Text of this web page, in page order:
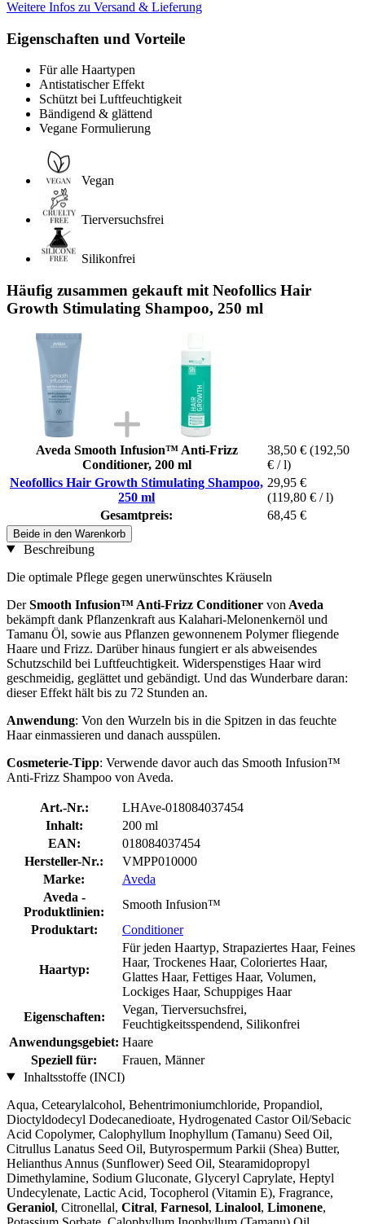
Weitere Infos zu Versand & Lieferung
Eigenschaften und Vorteile
Für alle Haartypen
Antistatischer Effekt
Schützt bei Luftfeuchtigkeit
Bändigend & glättend
Vegane Formulierung
Vegan
Tierversuchsfrei
Silikonfrei
Häufig zusammen gekauft mit Neofollics Hair
Growth Stimulating Shampoo, 250 ml
Aveda Smooth Infusion™ Anti-Frizz
Conditioner, 200 ml
38,50 € (192,50
€ / l)
Neofollics Hair Growth Stimulating Shampoo,
250 ml
29,95 €
(119,80 € / l)
Gesamtpreis:
68,45 €
Beide in den Warenkorb
Beschreibung
Die optimale Pflege gegen unerwünschtes Kräuseln
DerSmooth Infusion™ Anti-Frizz Conditioner von Aveda
bekämpft dank Pflanzenkraft aus Kalahari-Melonenkernöl und
Tamanu Öl, sowie aus Pflanzen gewonnenem Polymer fliegende
Haare und Frizz. Darüber hinaus fungiert er als abweisendes
Schutzschild bei Luftfeuchtigkeit. Widerspenstiges Haar wird
geschmeidig, geglättet und gebändigt. Und das Wunderbare daran:
dieser Effekt hält bis zu 72 Stunden an.
Anwendung: Von den Wurzeln bis in die Spitzen in das feuchte
Haar einmassieren und danach ausspülen.
Cosmeterie-Tipp: Verwende davor auch das Smooth Infusion™
Anti-Frizz Shampoo von Aveda.
Art.-Nr.:
LHAve-018084037454
Inhalt:
200 ml
EAN:
018084037454
Hersteller-Nr.:
VMPP010000
Marke:
Aveda
Aveda -
Produktlinien:
Smooth Infusion™
Produktart:
Conditioner
Haartyp:
Für jeden Haartyp, Strapaziertes Haar, Feines
Haar, Trockenes Haar, Coloriertes Haar,
Glattes Haar, Fettiges Haar, Volumen,
Lockiges Haar, Schuppiges Haar
Eigenschaften:
Vegan, Tierversuchsfrei,
Feuchtigkeitsspendend, Silikonfrei
Anwendungsgebiet: Haare
Speziell für:
Frauen, Männer
Inhaltsstoffe (INCI)
Aqua, Cetearylalcohol, Behentrimoniumchloride, Propandiol,
Dioctyldodecyl Dodecanedioate, Hydrogenated Castor Oil/Sebacic
Acid Copolymer, Calophyllum Inophyllum (Tamanu) Seed Oil,
Citrullus Lanatus Seed Oil, Butyrospermum Parkii (Shea) Butter,
Helianthus Annus (Sunflower) Seed Oil, Stearamidopropyl
Dimethylamine, Sodium Gluconate, Glyceryl Caprylate, Heptyl
Undecylenate, Lactic Acid, Tocopherol (Vitamin E), Fragrance,
Geraniol, Citronellal, Citral, Farnesol, Linalool, Limonene,